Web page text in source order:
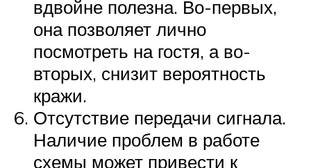
вдвойне полезна. Во-первых,
она позволяет лично
посмотреть на гостя, а во-
вторых, снизит вероятность
кражи.
Отсутствие передачи сигнала.
Наличие проблем в работе
схемы может привести к